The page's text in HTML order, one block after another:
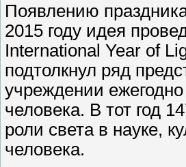
Появлению
2015 году идея
International Year of
подтолкнул ряд
учреждении
человека. В тот год
роли света в науке,
человека.